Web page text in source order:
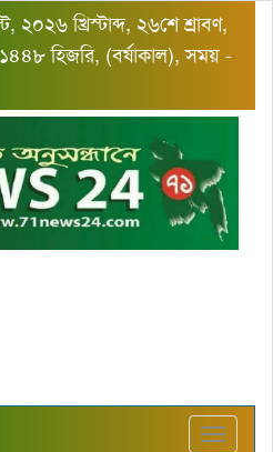
খ্রিস্টাব্দ, ২৬শে শ্রাবণ,
হিজরি, (বর্ষাকাল), সময় -
Toggle